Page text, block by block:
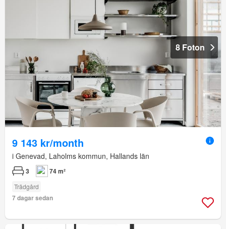
8 Foton
9 143 kr/month
i Genevad, Laholms kommun, Hallands län
3 74 m²
Trädgård
7 dagar sedan